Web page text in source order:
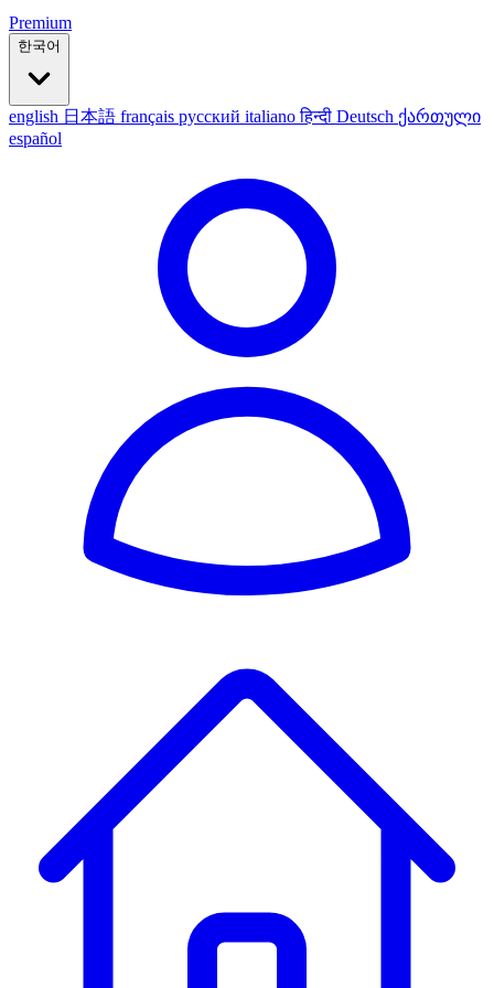
Premium
한국어
english 日本語 français русский italianoहिन्दी Deutsch ქართული
español